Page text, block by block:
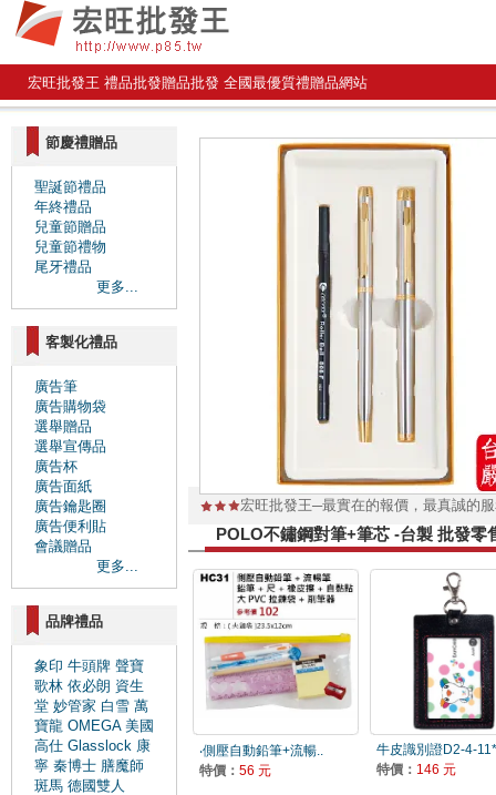
宏旺批發王 禮品批發贈品批發 全國最優質禮贈品網站
節慶禮贈品
聖誕節禮品
年終禮品
兒童節贈品
兒童節禮物
尾牙禮品
更多...
客製化禮品
廣告筆
廣告購物袋
選舉贈品
選舉宣傳品
廣告杯
廣告面紙
廣告鑰匙圈
廣告便利貼
會議贈品
更多...
品牌禮品
象印 牛頭牌 聲寶
歌林 依必朗 資生
堂 妙管家 白雪 萬
寶龍 OMEGA 美國
高仕 Glasslock 康
寧 秦博士 膳魔師
斑馬 德國雙人
宏旺批發王─最實在的報價，最真誠的
POLO不鏽鋼對筆+筆芯 -台製 批發零
‧側壓自動鉛筆+流暢..
特價： 56 元
牛皮識別證D2-4-
特價： 146 元